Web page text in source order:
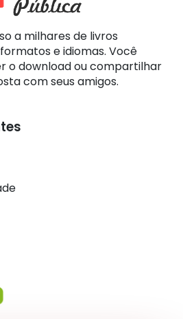
a milhares de livros
e idiomas. Você
o download ou compartilhar
com seus amigos.